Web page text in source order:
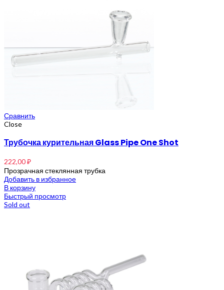
Сравнить
Close
Трубочка курительная Glass Pipe One Shot
222,00₽
Прозрачная стеклянная трубка
Добавить в избранное
В корзину
Быстрый просмотр
Sold out